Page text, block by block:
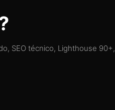
SEO técnico, Lighthouse 90+,